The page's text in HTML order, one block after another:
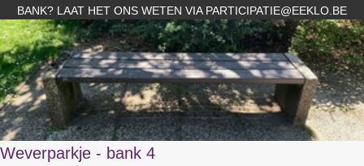
BANK? LAAT HET ONS WETEN VIA PARTICIPATIE@EEKLO.BE
Weverparkje - bank 4